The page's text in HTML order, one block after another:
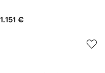
1.151 €